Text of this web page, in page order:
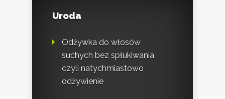
Uroda
Odżywka do włosów
suchych bez spłukiwania
czyli natychmiastowo
odżywienie